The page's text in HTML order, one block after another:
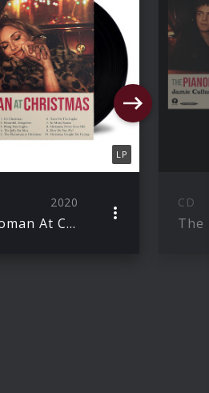
LP
2020
The Pianoman At Christmas (The Complete Edition)
CD